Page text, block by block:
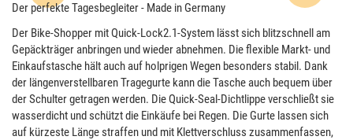
Der perfekte Tagesbegleiter - Made in Germany
Der Bike-Shopper mit Quick-Lock2.1-System lässt sich blitzschnell am
Gepäckträger anbringen und wieder abnehmen. Die flexible Markt- und
Einkaufstasche hält auch auf holprigen Wegen besonders stabil. Dank
der längenverstellbaren Tragegurte kann die Tasche auch bequem über
der Schulter getragen werden. Die Quick-Seal-Dichtlippe verschließt sie
wasserdicht und schützt die Einkäufe bei Regen. Die Gurte lassen sich
auf kürzeste Länge straffen und mit Klettverschluss zusammenfassen,